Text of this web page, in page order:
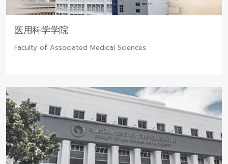
医用科学学院
Faculty of Associated Medical Sciences